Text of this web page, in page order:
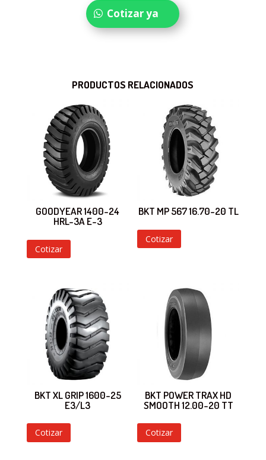
Cotizar ya
PRODUCTOS RELACIONADOS
GOODYEAR 1400-24
HRL-3A E-3
Cotizar
BKT MP 567 16.70-20 TL
Cotizar
BKT XL GRIP 1600-25
E3/L3
Cotizar
BKT POWER TRAX HD
SMOOTH 12.00-20 TT
Cotizar